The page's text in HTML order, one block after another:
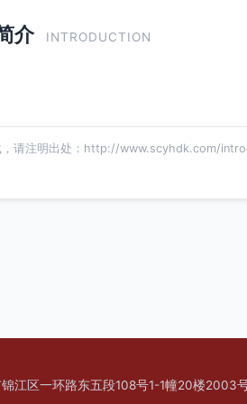
介 INTRODUCTION
，请注明出处：http://www.scyhdk.com/
江区一环路东五段108号1-1幢20楼2003